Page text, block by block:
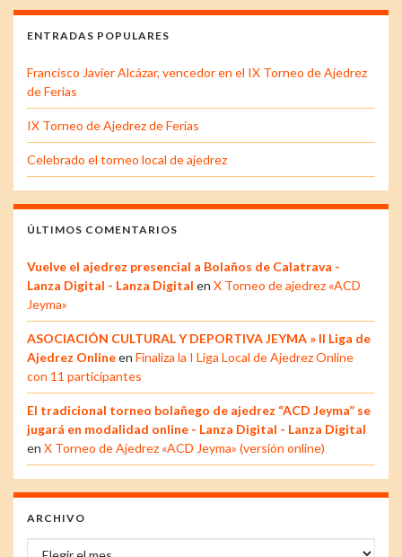
ENTRADAS POPULARES
Francisco Javier Alcázar, vencedor en el IX Torneo de Ajedrez
de Ferias
IX Torneo de Ajedrez de Ferias
Celebrado el torneo local de ajedrez
ÚLTIMOS COMENTARIOS
Vuelve el ajedrez presencial a Bolaños de Calatrava -
Lanza Digital - Lanza Digital en X Torneo de ajedrez «ACD
Jeyma»
ASOCIACIÓN CULTURAL Y DEPORTIVA JEYMA » II Liga de
Ajedrez Onlineen Finaliza la I Liga Local de Ajedrez Online
con 11 participantes
El tradicional torneo bolañego de ajedrez “ACD Jeyma” se
jugará en modalidad online - Lanza Digital - Lanza Digital
en X Torneo de Ajedrez «ACD Jeyma» (versión online)
ARCHIVO
Archivo